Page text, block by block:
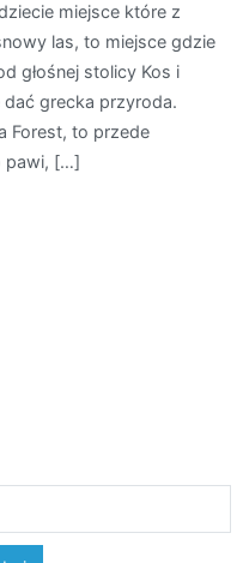
miejsce które z
las, to miejsce gdzie
głośnej stolicy Kos i
grecka przyroda.
Forest, to przede
pawi, […]